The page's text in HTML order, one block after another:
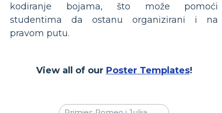
kodiranje bojama, što može pomoći
studentima da ostanu organizirani i na
pravom putu.
View all of our Poster Templates!